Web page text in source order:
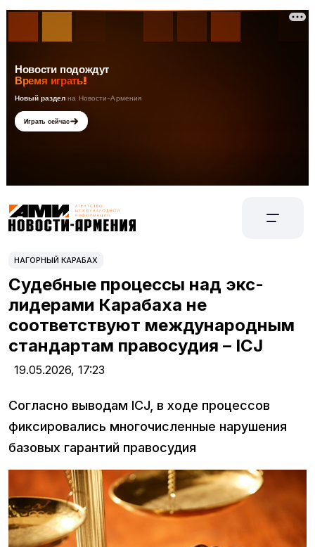
НАГОРНЫЙ КАРАБАХ
Судебные процессы над экс-
лидерами Карабаха не
соответствуют международным
стандартам правосудия – ICJ
19.05.2026, 17:23
Согласно выводам ICJ, в ходе процессов
фиксировались многочисленные нарушения
базовых гарантий правосудия